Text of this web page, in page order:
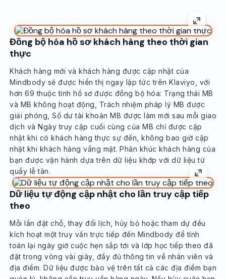
Đồng bộ hóa hồ sơ khách hàng theo thời gian
thực
Khách hàng mới và khách hàng được cập nhật của
Mindbody sẽ được hiển thị ngay lập tức trên Klaviyo, với
hơn 69 thuộc tính hồ sơ được đồng bộ hóa: Trạng thái MB
và MB không hoạt động, Trách nhiệm pháp lý MB được
giải phóng, Số dư tài khoản MB được làm mới sau mỗi giao
dịch và Ngày truy cập cuối cùng của MB chỉ được cập
nhật khi có khách hàng thực sự đến, không bao giờ cập
nhật khi khách hàng vắng mặt. Phân khúc khách hàng của
bạn được vận hành dựa trên dữ liệu khớp với dữ liệu từ
quầy lễ tân.
Dữ liệu tự động cập nhật cho lần truy cập tiếp
theo
Mỗi lần đặt chỗ, thay đổi lịch, hủy bỏ hoặc tham dự đều
kích hoạt một truy vấn trực tiếp đến Mindbody để tính
toán lại ngày giờ cuộc hẹn sắp tới và lớp học tiếp theo đã
đặt trong vòng vài giây, đầy đủ thông tin về nhân viên và
địa điểm. Dữ liệu được bảo vệ trên tất cả các địa điểm bạn